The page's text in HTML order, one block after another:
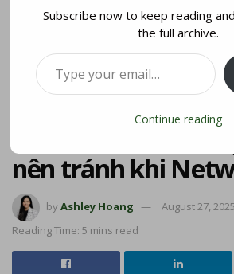
nên tránh khi
by Ashley Hoang
August 27, 2025
Reading Time: 5 mins read
Subscribe now to keep reading
the full archive.
Continue reading